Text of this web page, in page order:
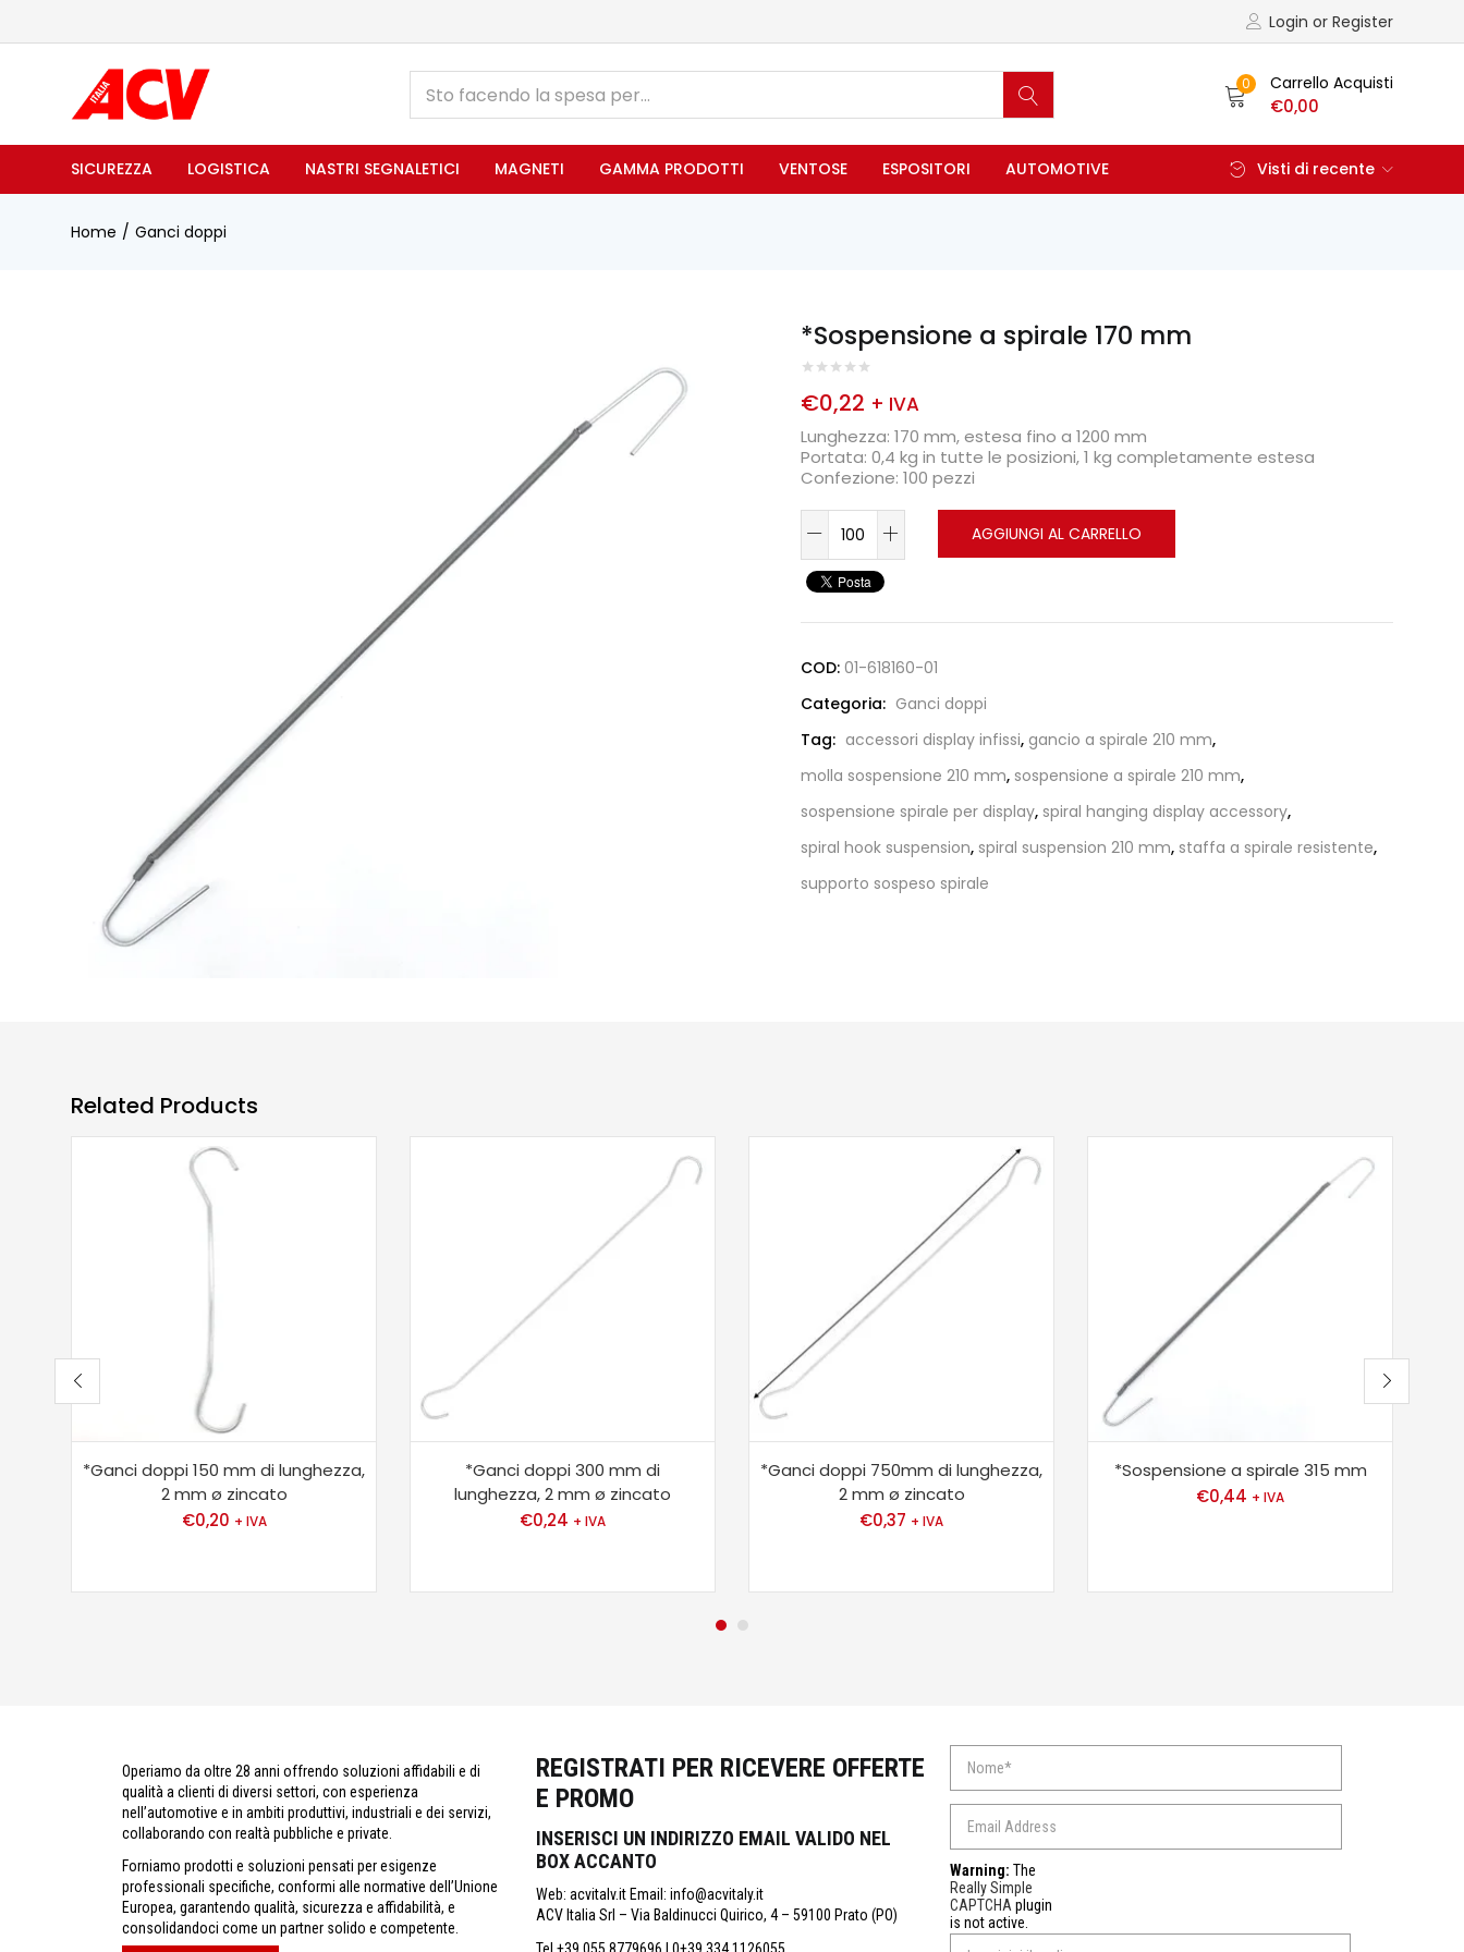
Login or Register
0 Carrello Acquisti
€0,00
SICUREZZA LOGISTICA NASTRI SEGNALETICI MAGNETI GAMMA PRODOTTI VENTOSE ESPOSITORI AUTOMOTIVE Visti di recente
Home Ganci doppi
*Sospensione a spirale 170 mm
€0,22 + IVA
Lunghezza: 170 mm, estesa fino a 1200 mm
Portata: 0,4 kg in tutte le posizioni, 1 kg completamente estesa
Confezione: 100 pezzi
AGGIUNGI AL CARRELLO
COD: 01-618160-01
Categoria: Ganci doppi
Tag: accessori display infissi, gancio a spirale 210 mm,
molla sospensione 210 mm, sospensione a spirale 210 mm,
sospensione spirale per display, spiral hanging display accessory,
spiral hook suspension, spiral suspension 210 mm, staffa a spirale resistente,
supporto sospeso spirale
Related Products
*Ganci doppi 150 mm di lunghezza,
2 mm ø zincato
€0,20 + IVA
*Ganci doppi 300 mm di
lunghezza, 2 mm ø zincato
€0,24 + IVA
*Ganci doppi 750mm di lunghezza,
2 mm ø zincato
€0,37 + IVA
*Sospensione a spirale 315 mm
€0,44 + IVA
Operiamo da oltre 28 anni offrendo soluzioni affidabili e di
qualità a clienti di diversi settori, con esperienza
nell’automotive e in ambiti produttivi, industriali e dei servizi,
collaborando con realtà pubbliche e private.
Forniamo prodotti e soluzioni pensati per esigenze
professionali specifiche, conformi alle normative dell’Unione
Europea, garantendo qualità, sicurezza e affidabilità, e
consolidandoci come un partner solido e competente.
REGISTRATI PER RICEVERE OFFERTE
E PROMO
INSERISCI UN INDIRIZZO EMAIL VALIDO NEL
BOX ACCANTO
Web: acvitalv.it Email: info@acvitaly.it
ACV Italia Srl – Via Baldinucci Quirico, 4 – 59100 Prato (PO)
Tel.+39 055 8779696 | 0+39 334 1126055
Warning: The
Really Simple
CAPTCHA plugin
is not active.